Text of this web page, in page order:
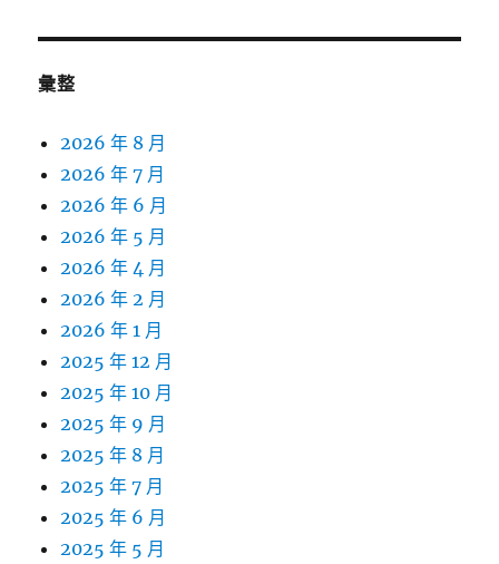
鍵
彙整
2026 年 8 月
2026 年 7 月
2026 年 6 月
2026 年 5 月
2026 年 4 月
2026 年 2 月
2026 年 1 月
2025 年 12 月
2025 年 10 月
2025 年 9 月
2025 年 8 月
2025 年 7 月
2025 年 6 月
2025 年 5 月